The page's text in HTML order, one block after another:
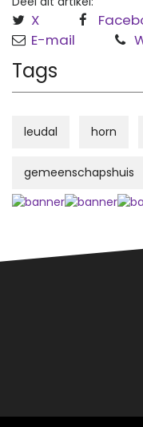
X
E-mail
Tags
leudal horn
gemeenschapshuis